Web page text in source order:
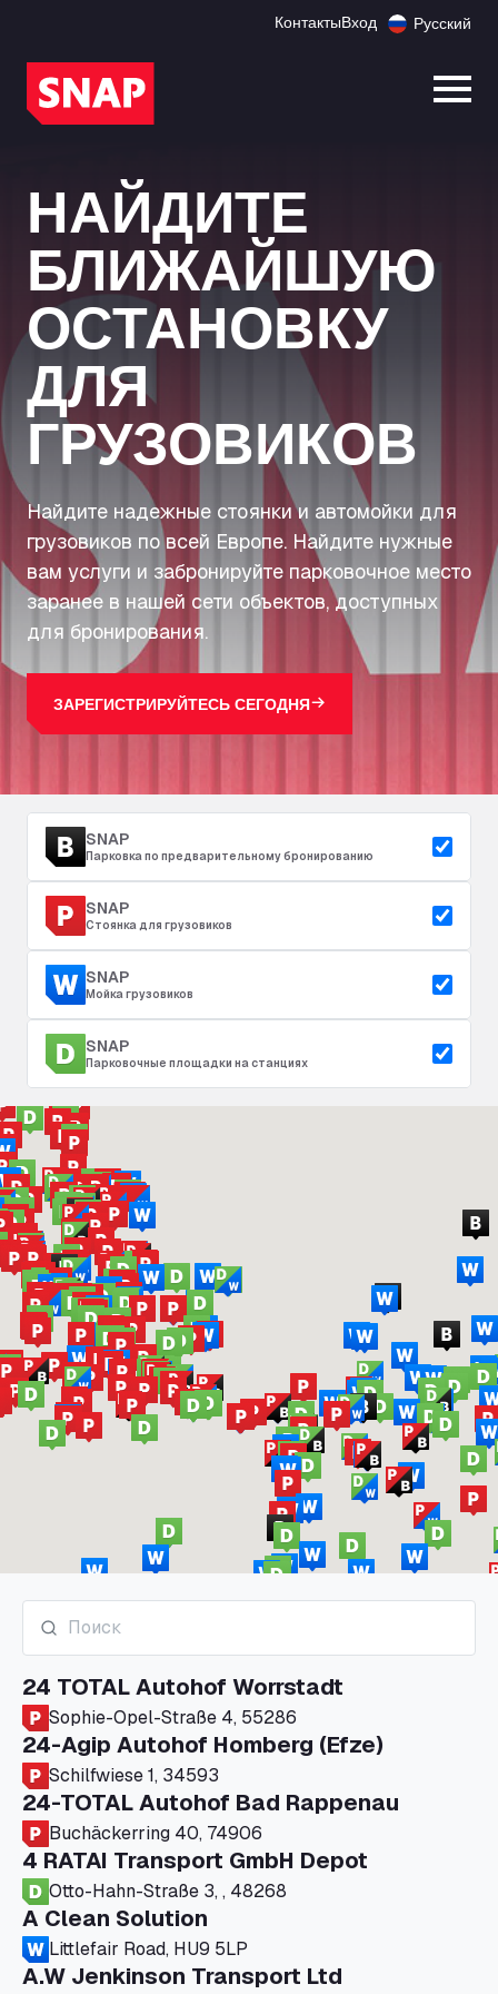
КонтактыВход Русский
НАЙДИТЕ
БЛИЖАЙШУЮ
ОСТАНОВКУ
ДЛЯ
ГРУЗОВИКОВ
Найдите надежные стоянки и автомойки для
грузовиков по всей Европе. Найдите нужные
вам услуги и забронируйте парковочное место
заранее в нашей сети объектов, доступных
для бронирования.
ЗАРЕГИСТРИРУЙТЕСЬ СЕГОДНЯ
SNAP
Парковка по предварительному бронированию
SNAP
Стоянка для грузовиков
SNAP
Мойка грузовиков
SNAP
Парковочные площадки на станциях
24 TOTAL Autohof Worrstadt
Sophie-Opel-Straße 4, 55286
24-Agip Autohof Homberg (Efze)
Schilfwiese 1, 34593
24-TOTAL Autohof Bad Rappenau
Buchäckerring 40, 74906
4 RATAI Transport GmbH Depot
Otto-Hahn-Straße 3, , 48268
A Clean Solution
Littlefair Road, HU9 5LP
A.W Jenkinson Transport Ltd